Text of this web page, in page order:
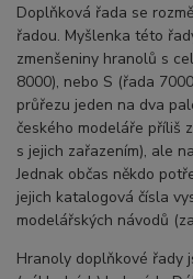
Doplňková řada se
řadou. Myšlenka této
zmenšeniny hranolů s
8000), nebo S (řada
průřezu jeden na dva
českého modeláře příliš
s jejich zařazením), ale
Jednak občas někdo
jejich katalogová čísla
modelářských návodů
Hranoly doplňkové řady